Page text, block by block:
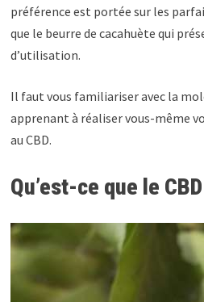
préférence est portée sur les
que le beurre de cacahuète qui
d’utilisation.
Il faut vous familiariser avec la
apprenant à réaliser vous-même
au CBD.
Qu’est-ce que le